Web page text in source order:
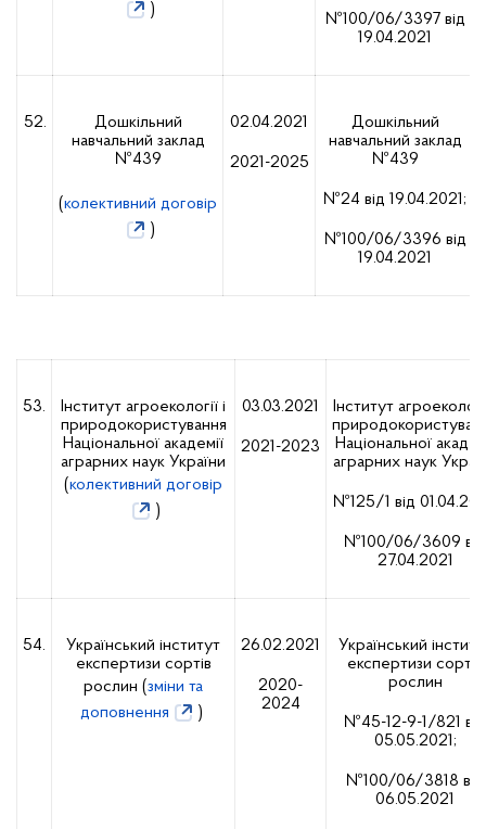
)
№100/06/3397 від
19.04.2021
52.
Дошкільний
навчальний заклад
№439
(колективний договір
)
02.04.2021
2021-2025
Дошкільний
навчальний заклад
№439
№24 від 19.04.2021;
№100/06/3396 від
19.04.2021
53.
Інститут агроекології і
природокористування
Національної академії
аграрних наук України
(колективний договір
)
03.03.2021
2021-2023
Інститут
Національної
аграрних наук
№125/1 від
№100/06/3609 від
27.04.2021
54.
Український інститут
експертизи сортів
рослин (зміни та
доповнення
)
26.02.2021
2020-
2024
Український
експертизи сортів
рослин
№45-12-9-1/821 від
05.05.2021;
№100/06/3818 від
06.05.2021